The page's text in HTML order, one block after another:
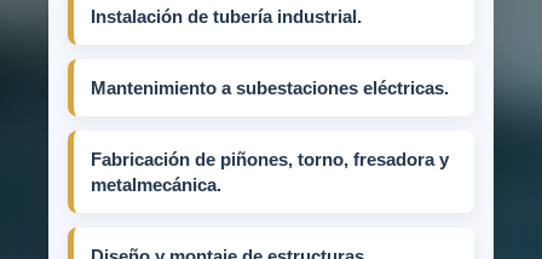
Instalación de tubería industrial.
Mantenimiento a subestaciones eléctricas.
Fabricación de piñones, torno, fresadora y
metalmecánica.